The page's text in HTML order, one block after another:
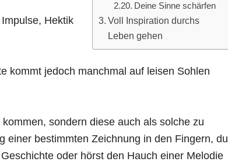
Deine Sinne schärfen
Voll Inspiration durchs
Leben gehen
Hektik
kommt jedoch manchmal auf leisen Sohlen
sondern diese auch als solche zu
einer bestimmten Zeichnung in den Fingern, du
oder hörst den Hauch einer Melodie